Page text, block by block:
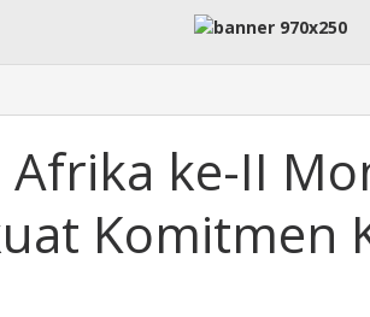
ke-II
Komitmen